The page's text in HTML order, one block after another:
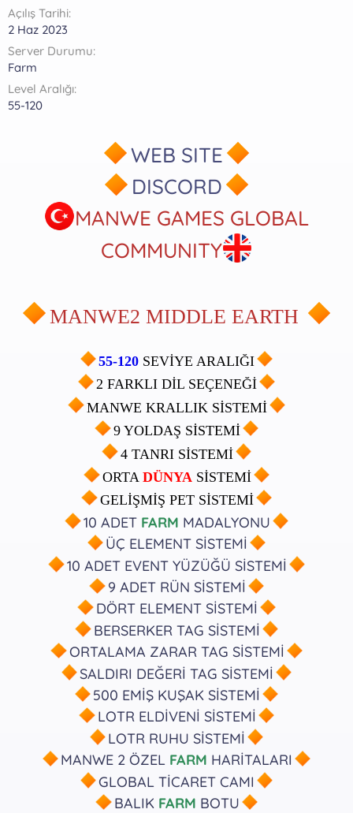
Açılış Tarihi
2 Haz 2023
Server Durumu
Farm
Level Aralığı
55-120
WEB SITE
DISCORD
MANWE GAMES GLOBAL
COMMUNITY
MANWE2 MIDDLE EARTH
55-120 SEVİYE ARALIĞI
2 FARKLI DİL SEÇENEĞİ
MANWE KRALLIK SİSTEMİ
9 YOLDAŞ SİSTEMİ
4 TANRI SİSTEMİ
ORTA DÜNYASİSTEMİ
GELİŞMİŞ PET SİSTEMİ
10 ADET FARM MADALYONU
ÜÇ ELEMENT SİSTEMİ
10 ADET EVENT YÜZÜĞÜ SİSTEMİ
9 ADET RÜN SİSTEMİ
DÖRT ELEMENT SİSTEMİ
BERSERKER TAG SİSTEMİ
ORTALAMA ZARAR TAG SİSTEMİ
SALDIRI DEĞERİ TAG SİSTEMİ
500 EMİŞ KUŞAK SİSTEMİ
LOTR ELDİVENİ SİSTEMİ
LOTR RUHU SİSTEMİ
MANWE 2 ÖZEL FARM HARİTALARI
GLOBAL TİCARET CAMI
BALIK FARM BOTU